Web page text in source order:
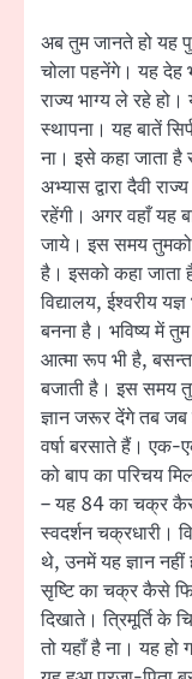
अब तुम जानते हो यह
चोला पहनेंगे। यह देह
राज्य भाग्य ले रहे हो।
स्थापना। यह बातें
ना। इसे कहा जाता
अभ्यास द्वारा दैवी
रहेंगी। अगर वहाँ यह
जाये। इस समय
है। इसको कहा जाता
विद्यालय, ईश्वरीय
बनना है। भविष्य में
आत्मा रूप भी है, बसन्त
बजाती है। इस समय
ज्ञान जरूर देंगे तब
वर्षा बरसाते हैं।
को बाप का परिचय
– यह 84 का चक्र कैसे
स्वदर्शन चक्रधारी।
थे, उनमें यह ज्ञान नहीं
सृष्टि का चक्र कैसे
दिखाते। त्रिमूर्ति के
तो यहाँ है ना। यह हो